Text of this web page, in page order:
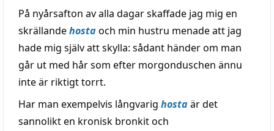
På nyårsafton av alla dagar skaffade jag mig en
skrällandehostaoch min hustru menade att jag
hade mig själv att skylla: sådant händer om man
går ut med hår som efter morgonduschen ännu
inte är riktigt torrt.
Har man exempelvis långvarig hostaär det
sannolikt en kronisk bronkit och